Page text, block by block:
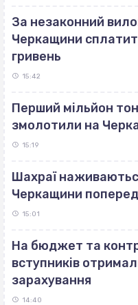
За незаконний
Черкащини
гривень
15:42
Перший мільйон
змолотили на
15:19
Шахраї
Черкащини
15:01
На бюджет та
вступників
зарахування
14:40